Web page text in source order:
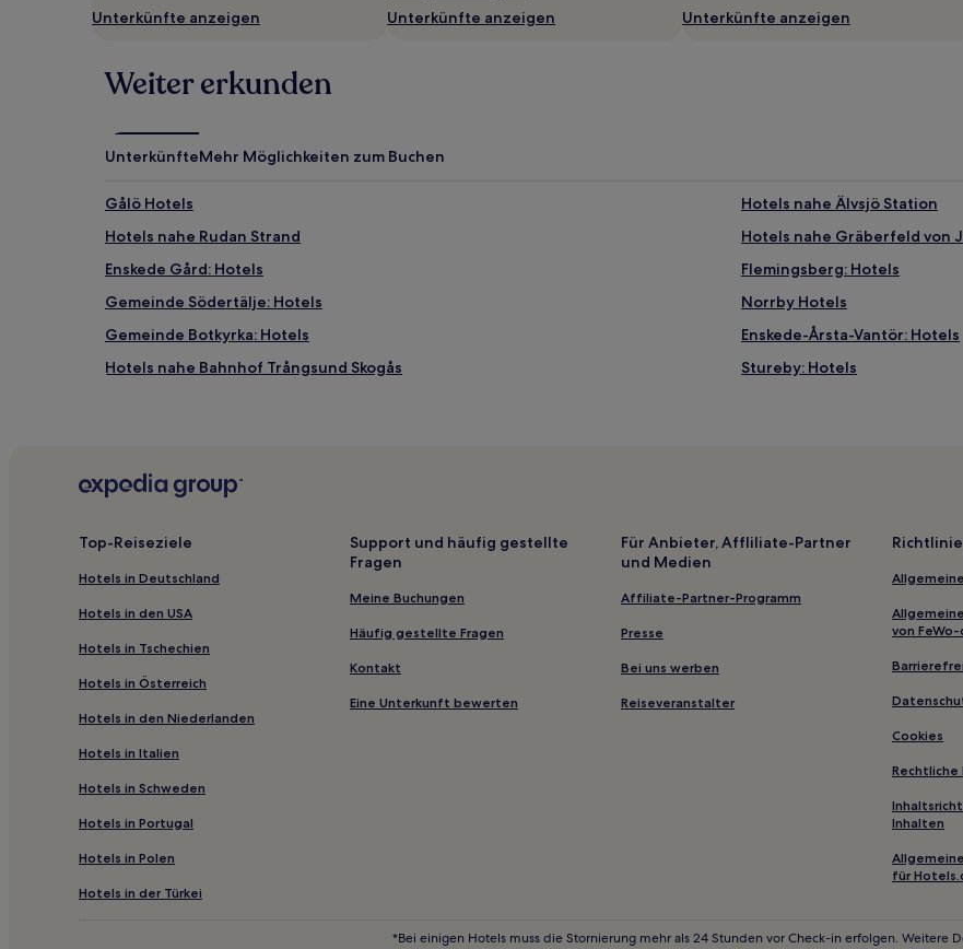
und
Verfügbarkeiten
sich
ändern.
können
zusätzliche
Unterkünfte anzeigen
Unterkünfte anzeigen
Unterkünfte anzeigen
Weiter erkunden
UnterkünfteMehr Möglichkeiten zum Buchen
Gålö Hotels
Hotels nahe Älvsjö Station
Hotels nahe Rudan Strand
Hotels nahe Gräberfeld von
Enskede Gård: Hotels
Flemingsberg: Hotels
Gemeinde Södertälje: Hotels
Norrby Hotels
Gemeinde Botkyrka: Hotels
Enskede-Årsta-Vantör: Hotels
Hotels nahe Bahnhof Trångsund Skogås
Stureby: Hotels
Skogås: Hotels
Hotels nahe Die Königskurve
Hotels nahe Anlegestelle Nåttarö
Hotels nahe Bahnhof Handen
Hotels nahe Bahnhof Stockholm Älvsjö
Ferienwohnungen in Ursvik
Hostels in Stockholm-Zentrum
Ferienwohnungen in
Gasthäuser in Stockholm-Zentrum
Hostels in Götgatsbacken
Aparthotels in Rörstrandsgatan
Ferienwohnungen in Stockholm
Aparthotels in Lilla Essingen
Hotels mit Parkplatz in
Business in Gemeinde Stockholm
Haustierfreundliche in
Hotels mit Küchenzeile in Stockholm-Zentrum
Top-Reiseziele
Hotels in Deutschland
Hotels in den USA
Hotels in Tschechien
Hotels in Österreich
Hotels in den Niederlanden
Hotels in Italien
Hotels in Schweden
Hotels in Portugal
Hotels in Polen
Hotels in der Türkei
Support und häufig gestellte
Fragen
Meine Buchungen
Häufig gestellte Fragen
Kontakt
Eine Unterkunft bewerten
Für Anbieter, Affliliate-Partner
und Medien
Affiliate-Partner-Programm
Presse
Bei uns werben
Reiseveranstalter
von
Cookies
Inhalten
für
*Bei einigen Hotels muss die Stornierung mehr als 24 Stunden vor Check-in erfolgen. Weitere